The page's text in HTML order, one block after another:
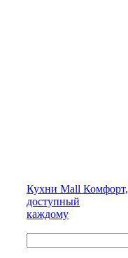
Кухни Mall Комфорт,
доступный
каждому